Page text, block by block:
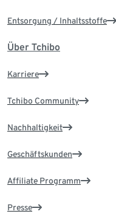
Entsorgung / Inhaltsstoffe
Über Tchibo
Karriere
Tchibo Community
Nachhaltigkeit
Geschäftskunden
Affiliate Programm
Presse